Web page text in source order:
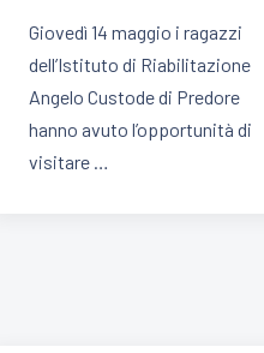
Giovedì 14 maggio i ragazzi
dell’Istituto di Riabilitazione
Angelo Custode di Predore
hanno avuto l’opportunità di
visitare …